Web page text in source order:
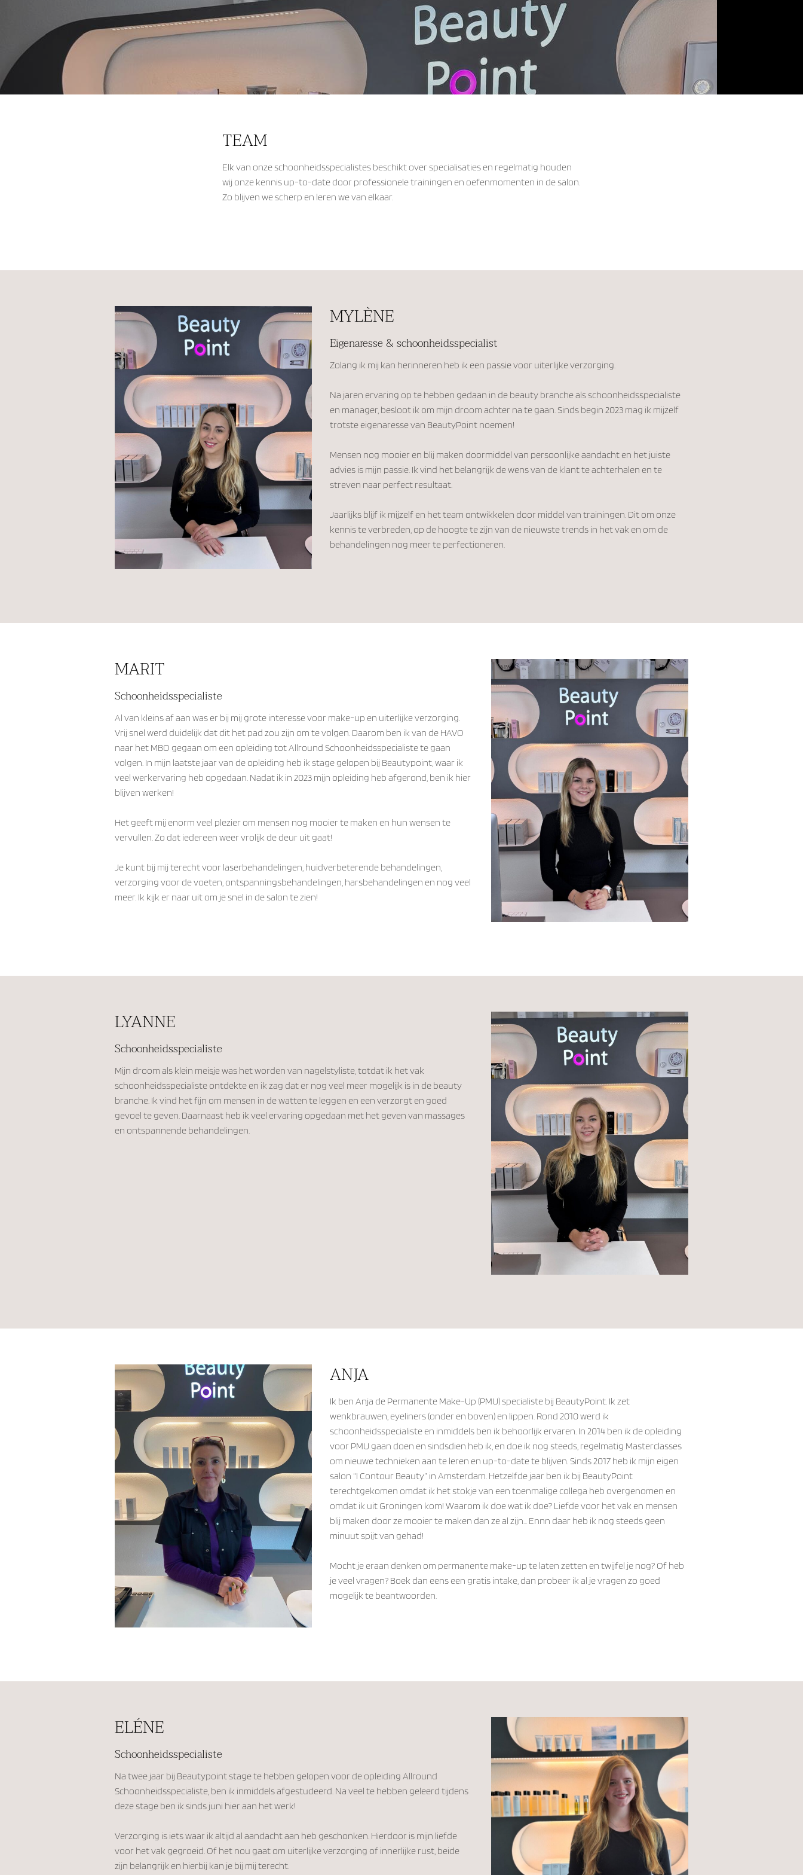
TEAM
Elk van onze schoonheidsspecialistes beschikt over specialisaties en regelmatig houden
wij onze kennis up-to-date door professionele trainingen en oefenmomenten in de salon.
Zo blijven we scherp en leren we van elkaar.
MYLÈNE
Eigenaresse & schoonheidsspecialist
Zolang ik mij kan herinneren heb ik een passie voor uiterlijke verzorging.
Na jaren ervaring op te hebben gedaan in de beauty branche als schoonheidsspecialiste
en manager, besloot ik om mijn droom achter na te gaan. Sinds begin 2023 mag ik mijzelf
trotste eigenaresse van BeautyPoint noemen!
Mensen nog mooier en blij maken doormiddel van persoonlijke aandacht en het juiste
advies is mijn passie. Ik vind het belangrijk de wens van de klant te achterhalen en te
streven naar perfect resultaat.
Jaarlijks blijf ik mijzelf en het team ontwikkelen door middel van trainingen. Dit om onze
kennis te verbreden, op de hoogte te zijn van de nieuwste trends in het vak en om de
behandelingen nog meer te perfectioneren.
MARIT
Schoonheidsspecialiste
Al van kleins af aan was er bij mij grote interesse voor make-up en uiterlijke verzorging.
Vrij snel werd duidelijk dat dit het pad zou zijn om te volgen. Daarom ben ik van de HAVO
naar het MBO gegaan om een opleiding tot Allround Schoonheidsspecialiste te gaan
volgen. In mijn laatste jaar van de opleiding heb ik stage gelopen bij Beautypoint, waar ik
veel werkervaring heb opgedaan. Nadat ik in 2023 mijn opleiding heb afgerond, ben ik hier
blijven werken!
Het geeft mij enorm veel plezier om mensen nog mooier te maken en hun wensen te
vervullen. Zo dat iedereen weer vrolijk de deur uit gaat!
Je kunt bij mij terecht voor laserbehandelingen, huidverbeterende behandelingen,
verzorging voor de voeten, ontspanningsbehandelingen, harsbehandelingen en nog veel
meer. Ik kijk er naar uit om je snel in de salon te zien!
LYANNE
Schoonheidsspecialiste
Mijn droom als klein meisje was het worden van nagelstyliste, totdat ik het vak
schoonheidsspecialiste ontdekte en ik zag dat er nog veel meer mogelijk is in de beauty
branche. Ik vind het fijn om mensen in de watten te leggen en een verzorgt en goed
gevoel te geven. Daarnaast heb ik veel ervaring opgedaan met het geven van massages
en ontspannende behandelingen.
ANJA
Ik ben Anja de Permanente Make-Up (PMU) specialiste bij BeautyPoint. Ik zet
wenkbrauwen, eyeliners (onder en boven) en lippen. Rond 2010 werd ik
schoonheidsspecialiste en inmiddels ben ik behoorlijk ervaren. In 2014 ben ik de opleiding
voor PMU gaan doen en sindsdien heb ik, en doe ik nog steeds, regelmatig Masterclasses
om nieuwe technieken aan te leren en up-to-date te blijven. Sinds 2017 heb ik mijn eigen
salon “I Contour Beauty” in Amsterdam. Hetzelfde jaar ben ik bij BeautyPoint
terechtgekomen omdat ik het stokje van een toenmalige collega heb overgenomen en
omdat ik uit Groningen kom! Waarom ik doe wat ik doe? Liefde voor het vak en mensen
blij maken door ze mooier te maken dan ze al zijn… Ennn daar heb ik nog steeds geen
minuut spijt van gehad!
Mocht je eraan denken om permanente make-up te laten zetten en twijfel je nog? Of heb
je veel vragen? Boek dan eens een gratis intake, dan probeer ik al je vragen zo goed
mogelijk te beantwoorden.
ELÉNE
Schoonheidsspecialiste
Na twee jaar bij Beautypoint stage te hebben gelopen voor de opleiding Allround
Schoonheidsspecialiste, ben ik inmiddels afgestudeerd. Na veel te hebben geleerd tijdens
deze stage ben ik sinds juni hier aan het werk!
Verzorging is iets waar ik altijd al aandacht aan heb geschonken. Hierdoor is mijn liefde
voor het vak gegroeid. Of het nou gaat om uiterlijke verzorging of innerlijke rust, beide
zijn belangrijk en hierbij kan je bij mij terecht.